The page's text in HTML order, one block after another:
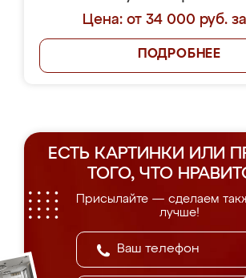
Цена: от 34 000 руб.
ПОДРОБНЕЕ
ЕСТЬ КАРТИНКИ ИЛИ
ТОГО, ЧТО
Присылайте — сделаем
лучше!